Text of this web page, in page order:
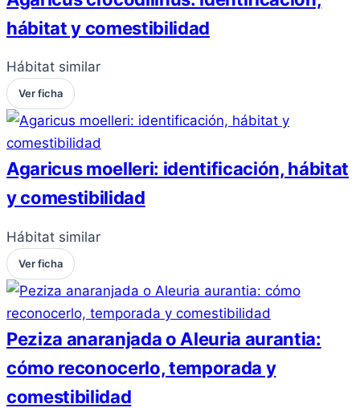
hábitat y comestibilidad
Hábitat similar
Ver ficha
Agaricus moelleri: identificación, hábitat
y comestibilidad
Hábitat similar
Ver ficha
Peziza anaranjada o Aleuria aurantia:
cómo reconocerlo, temporada y
comestibilidad